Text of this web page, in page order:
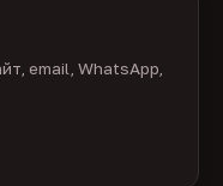
email, WhatsApp,